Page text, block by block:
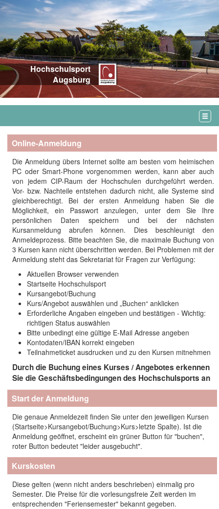
Hochschulsport
Augsburg
Online-Anmeldung
Die Anmeldung übers Internet sollte am besten vom heimischen
PC oder Smart-Phone vorgenommen werden, kann aber auch
von jedem CIP-Raum der Hochschulen durchgeführt werden.
Vor- bzw. Nachteile entstehen dadurch nicht, alle Systeme sind
gleichberechtigt. Bei der ersten Anmeldung haben Sie die
Möglichkeit, ein Passwort anzulegen, unter dem Sie Ihre
persönlichen Daten speichern und bei der nächsten
Kursanmeldung abrufen können. Dies beschleunigt den
Anmeldeprozess. Bitte beachten Sie, die maximale Buchung von
3 Kursen kann nicht überschritten werden. Bei Problemen mit der
Anmeldung steht das Sekretariat für Fragen zur Verfügung:
Aktuellen Browser verwenden
Startseite Hochschulsport
Kursangebot/Buchung
Kurs/Angebot auswählen und „Buchen“ anklicken
Erforderliche Angaben eingeben und bestätigen - Wichtig:
richtigen Status auswählen
Bitte unbedingt eine gültige E-Mail Adresse angeben
Kontodaten/IBAN korrekt eingeben
Teilnahmeticket ausdrucken und zu den Kursen mitnehmen
Durch die Buchung eines Kurses / Angebotes erkennen
Sie die Geschäftsbedingungen des Hochschulsports an
Start der Anmeldung
Die genaue Anmeldezeit finden Sie unter den jeweiligen Kursen
(Startseite>Kursangebot/Buchung>Kurs>letzte Spalte). Ist die
Anmeldung geöffnet, erscheint ein grüner Button für "buchen",
roter Button bedeutet "leider ausgebucht".
Kurskosten
Diese gelten (wenn nicht anders beschrieben) einmalig pro
Semester. Die Preise für die vorlesungsfreie Zeit werden im
entsprechenden "Feriensemester" bekannt gegeben.